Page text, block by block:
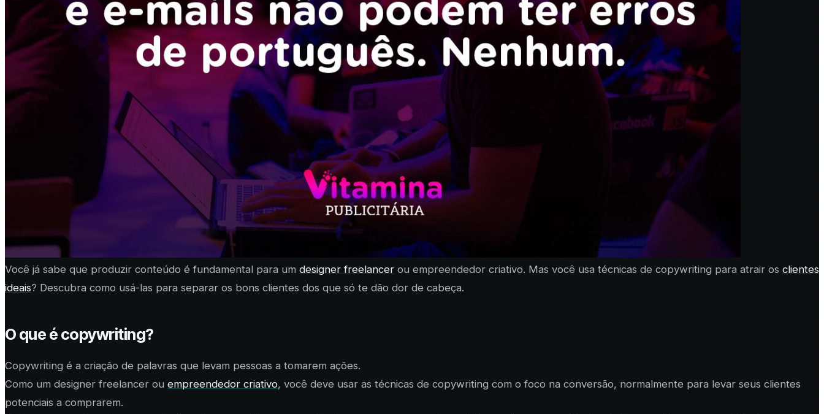
Você já sabe que produzir conteúdo é fundamental para um designer freelancer ou empreendedor criativo. Mas você usa técnicas de copywriting para atrair os clientes
ideais? Descubra como usá-las para separar os bons clientes dos que só te dão dor de cabeça.
O que é copywriting?
Copywriting é a criação de palavras que levam pessoas a tomarem ações.
Como um designer freelancer ou empreendedor criativo, você deve usar as técnicas de copywriting com o foco na conversão, normalmente para levar seus clientes
potenciais a comprarem.